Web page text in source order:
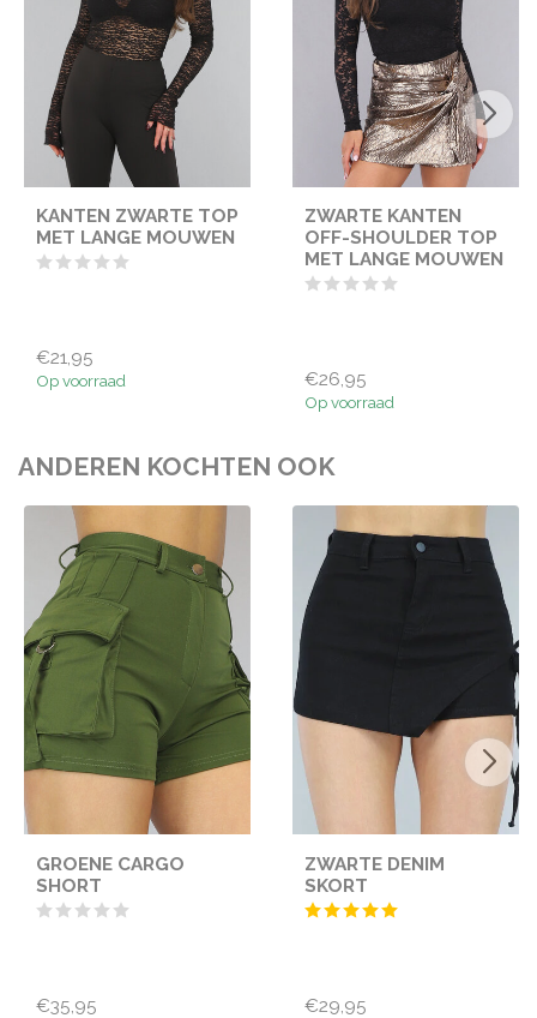
KANTEN ZWARTE TOP
MET LANGE MOUWEN
€21,95
Op voorraad
ZWARTE KANTEN
OFF-SHOULDER TOP
MET LANGE MOUWEN
€26,95
Op voorraad
ANDEREN KOCHTEN OOK
GROENE CARGO
SHORT
€35,95
ZWARTE DENIM
SKORT
€29,95